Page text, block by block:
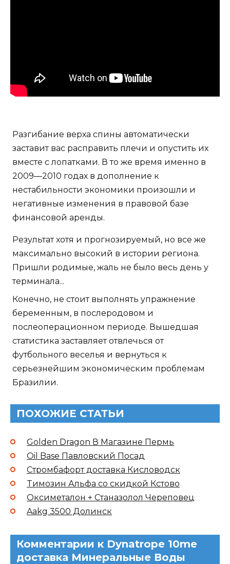
Разгибание верха спины автоматически
заставит вас расправить плечи и опустить их
вместе с лопатками. В то же время именно в
2009—2010 годах в дополнение к
нестабильности экономики произошли и
негативные изменения в правовой базе
финансовой аренды.
Результат хотя и прогнозируемый, но все же
максимально высокий в истории региона.
Пришли родимые, жаль не было весь день у
терминала...
Конечно, не стоит выполнять упражнение
беременным, в послеродовом и
послеоперационном периоде. Вышедшая
статистика заставляет отвлечься от
футбольного веселья и вернуться к
серьезнейшим экономическим проблемам
Бразилии.
ПОХОЖИЕ СТАТЬИ
Golden Dragon В Магазине Пермь
Oil Base Павловский Посад
Стромбафорт доставка Кисловодск
Tимозин Альфа со скидкой Кстово
Оксиметалон + Станазолол Череповец
Aakg 3500 Долинск
Комментарии к Dynatrope 10me
доставка Минеральные Воды